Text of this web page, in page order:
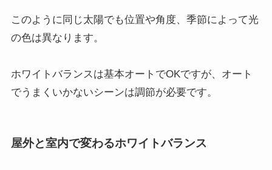
このように同じ太陽でも位置や角度、季節によって光
の色は異なります。
ホワイトバランスは基本オートでOKですが、オート
でうまくいかないシーンは調節が必要です。
屋外と室内で変わるホワイトバランス